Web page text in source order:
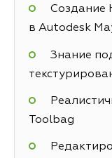
Создание
в Autodesk
Знание
Toolbag